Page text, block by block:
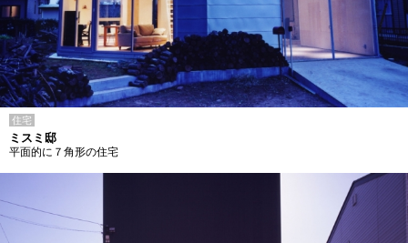
住宅
ミスミ邸
平面的に７角形の住宅